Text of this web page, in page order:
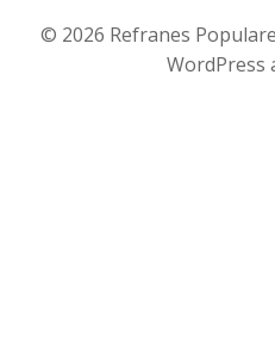
© 2026 Refranes
WordPress